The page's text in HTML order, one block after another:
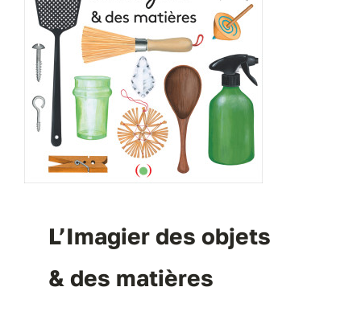
L’Imagier des objets
& des matières